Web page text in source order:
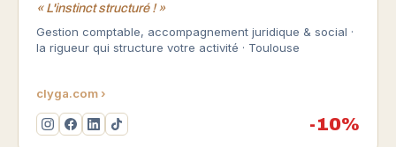
« L'instinct structuré ! »
Gestion comptable, accompagnement juridique & social ·
la rigueur qui structure votre activité · Toulouse
clyga.com ›
-10%